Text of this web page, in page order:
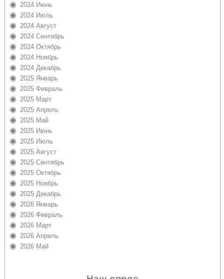
2024 Июнь
2024 Июль
2024 Август
2024 Сентябрь
2024 Октябрь
2024 Ноябрь
2024 Декабрь
2025 Январь
2025 Февраль
2025 Март
2025 Апрель
2025 Май
2025 Июнь
2025 Июль
2025 Август
2025 Сентябрь
2025 Октябрь
2025 Ноябрь
2025 Декабрь
2026 Январь
2026 Февраль
2026 Март
2026 Апрель
2026 Май